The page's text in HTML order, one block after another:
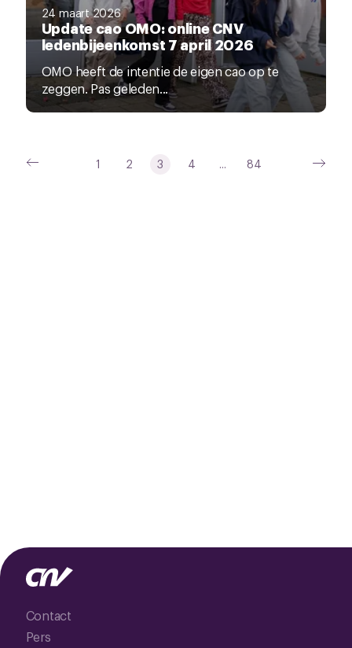
24 maart 2026
Update cao OMO: online CNV
ledenbijeenkomst 7 april 2026
OMO heeft de intentie de eigen cao op te
zeggen. Pas geleden...
1 2 3 4 ... 84
Contact
Pers